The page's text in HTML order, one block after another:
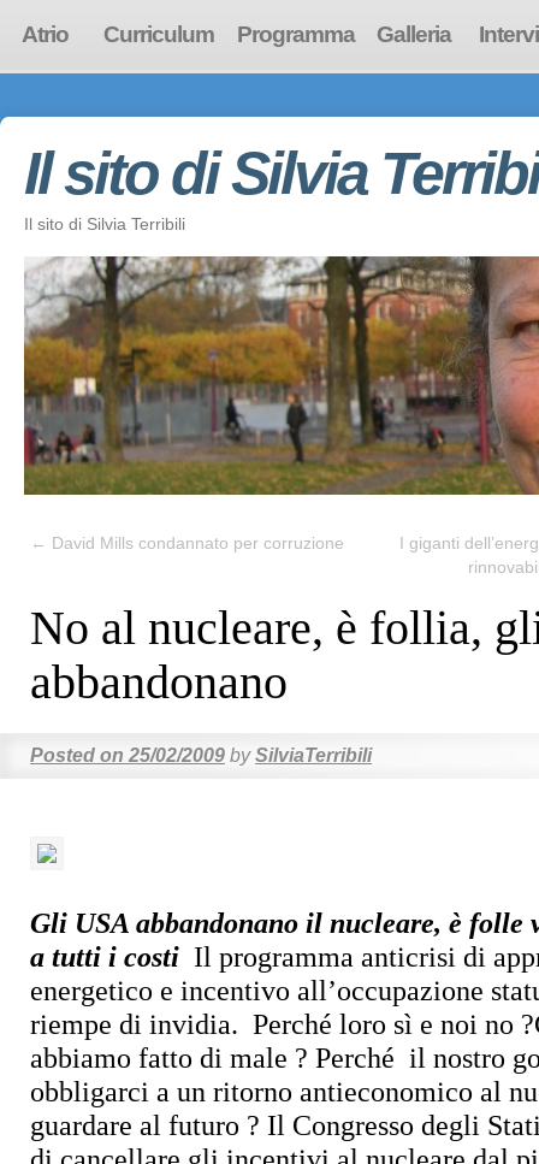
Atrio Curriculum Programma Galleria
Il sito di Silvia
Il sito di Silvia Terribili
← David Mills condannato per corruzione
I giganti
No al nucleare, è follia,
abbandonano
Posted on 25/02/2009 by SilviaTerribili
Gli USA abbandonano il nucleare, è folle
a tutti i costi Il programma anticrisi di
energetico e incentivo all’occupazione
riempe di invidia. Perché loro sì e noi no ?
abbiamo fatto di male ? Perché il nostro
obbligarci a un ritorno antieconomico al
guardare al futuro ? Il Congresso degli